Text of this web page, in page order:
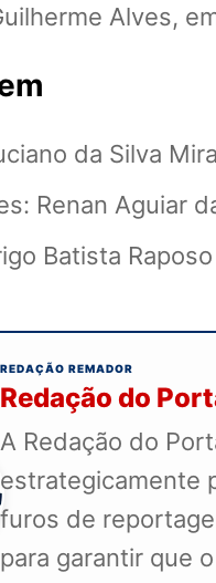
Alves,
da Silva
Renan Aguiar
Batista
REDAÇÃO REMADOR
Redação do
A Redação do
estrategicamente
furos de
para garantir que